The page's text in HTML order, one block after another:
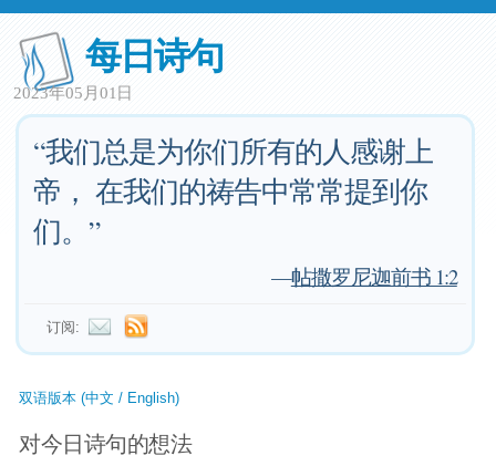
每日诗句
2023年05月01日
“我们总是为你们所有的人感谢上
帝， 在我们的祷告中常常提到你
们。”
—帖撒罗尼迦前书 1:2
订阅:
双语版本 (中文 / English)
对今日诗句的想法